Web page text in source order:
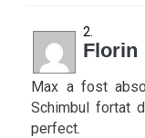
Florin
Max a fost
Schimbul fortat
perfect.